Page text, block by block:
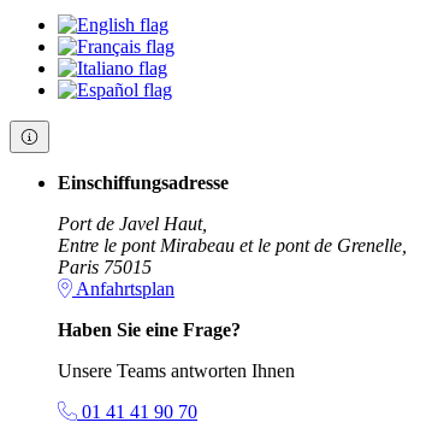
Einschiffungsadresse
Port de Javel Haut,
Entre le pont Mirabeau et le pont de Grenelle,
Paris 75015
Anfahrtsplan
Haben Sie eine Frage?
Unsere Teams antworten Ihnen
01 41 41 90 70